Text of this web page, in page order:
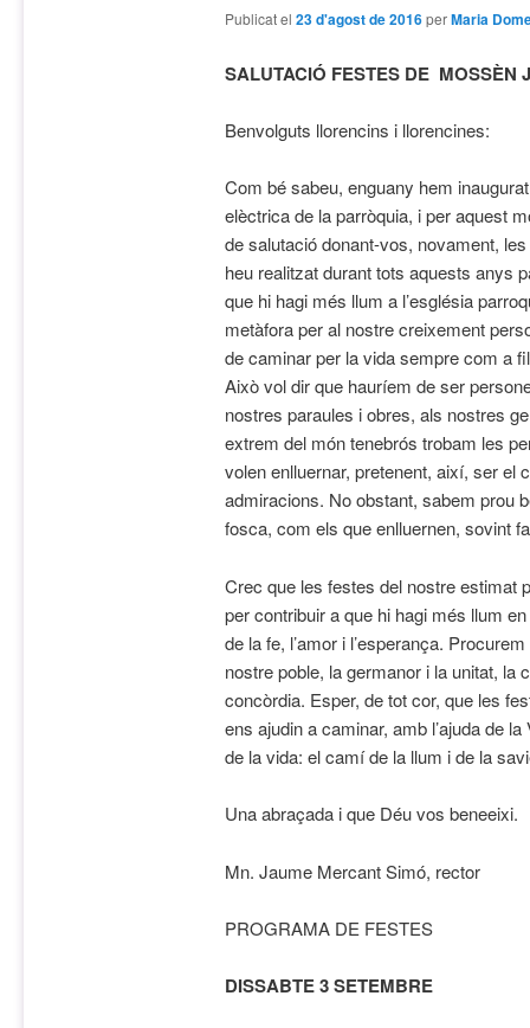
Publicat el 23 d'agost de 2016perMaria
SALUTACIÓ FESTES DE MOSSÈN
Benvolguts llorencins i llorencines:
Com bé sabeu, enguany hem
elèctrica de la parròquia, i per aquest
de salutació donant-vos, novament,
heu realitzat durant tots aquests anys
que hi hagi més llum a l’església
metàfora per al nostre creixement
de caminar per la vida sempre com a
Això vol dir que hauríem de ser
nostres paraules i obres, als nostres
extrem del món tenebrós trobam les
volen enlluernar, pretenent, així, ser el
admiracions. No obstant, sabem prou
fosca, com els que enlluernen, sovint
Crec que les festes del nostre estimat
per contribuir a que hi hagi més llum
de la fe, l’amor i l’esperança.
nostre poble, la germanor i la unitat, la
concòrdia. Esper, de tot cor, que les
ens ajudin a caminar, amb l’ajuda de
de la vida: el camí de la llum i de la
Una abraçada i que Déu vos beneeixi.
Mn. Jaume Mercant Simó, rector
PROGRAMA DE FESTES
DISSABTE 3 SETEMBRE